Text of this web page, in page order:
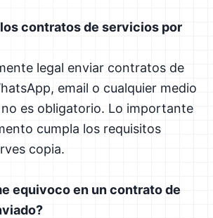
contratos de servicios por
legal enviar contratos de
email o cualquier medio
es obligatorio. Lo importante
cumpla los requisitos
copia.
equivoco en un contrato de